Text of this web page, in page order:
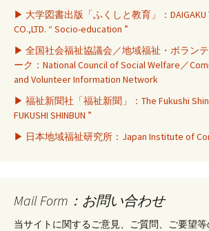
▶ 大学図書出版「ふくしと教育」：DAIGAKU
CO.,LTD. “ Socio-education ”
▶ 全国社会福祉協議会／地域福祉・ボラン
ーク：National Council of Social Welfare／
and Volunteer Information Network
▶ 福祉新聞社「福祉新聞」：The Fukushi
FUKUSHI SHINBUN ”
▶ 日本地域福祉研究所：Japan Institute of
Mail Form：お問い合わせ
当サイトに関するご意見、ご質問、ご要望等